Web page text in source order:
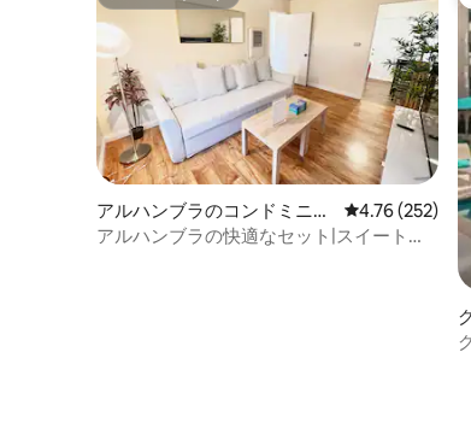
アルハンブラのコンドミニア
ム
レビュー252件
4.76 (252)
アルハンブラの快適なセット|スイート